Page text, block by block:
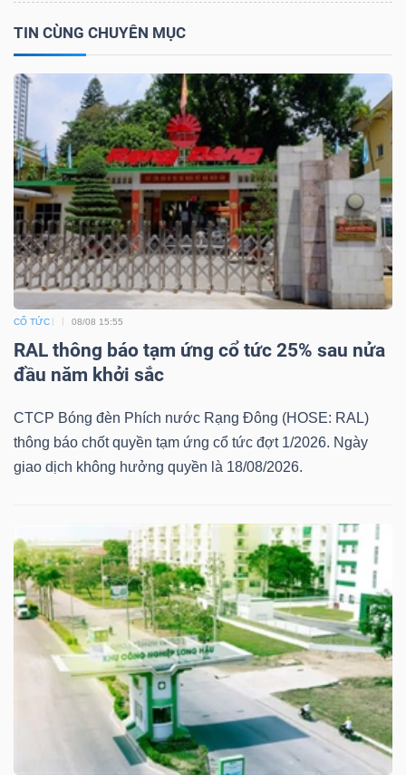
TIN CÙNG CHUYÊN MỤC
CỔ TỨC 08/08 15:55
RAL thông báo tạm ứng cổ tức 25% sau nửa
đầu năm khởi sắc
CTCP Bóng đèn Phích nước Rạng Đông (HOSE: RAL)
thông báo chốt quyền tạm ứng cổ tức đợt 1/2026. Ngày
giao dịch không hưởng quyền là 18/08/2026.
Ngành
(-)
VS-
SECTOR
NĂNG
LƯỢNG
NGUYÊN
LIỆU
CÔNG
NGHIỆP